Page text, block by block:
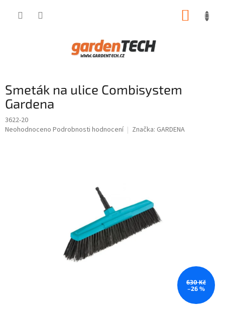
Smeták na ulice Combisystem
Gardena
3622-20
Průměrné
Neohodnoceno Podrobnosti hodnocení Značka: GARDENA
630 Kč
–26 %